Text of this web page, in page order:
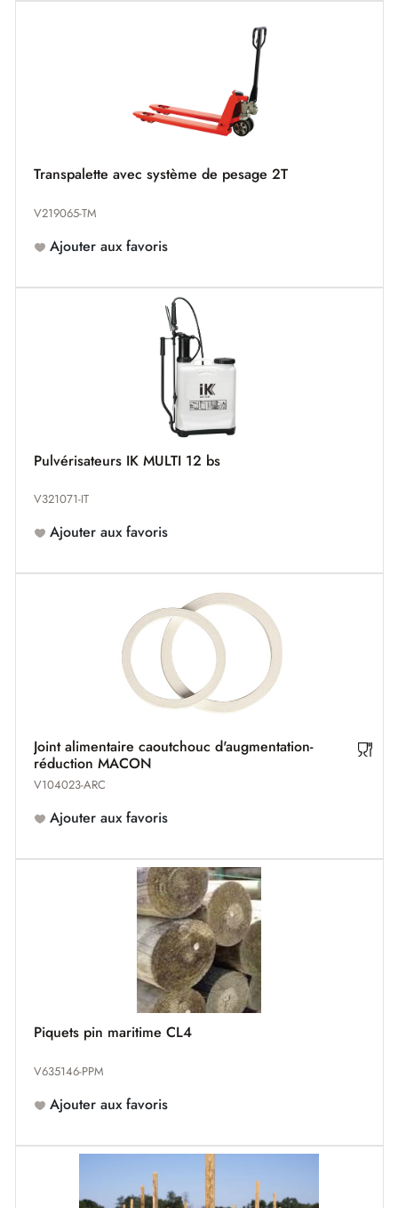
Transpalette avec système de pesage 2T
V219065-TM
Ajouter aux favoris
Pulvérisateurs IK MULTI 12 bs
V321071-IT
Ajouter aux favoris
Joint alimentaire caoutchouc d'augmentation-
réduction MACON
V104023-ARC
Ajouter aux favoris
Piquets pin maritime CL4
V635146-PPM
Ajouter aux favoris